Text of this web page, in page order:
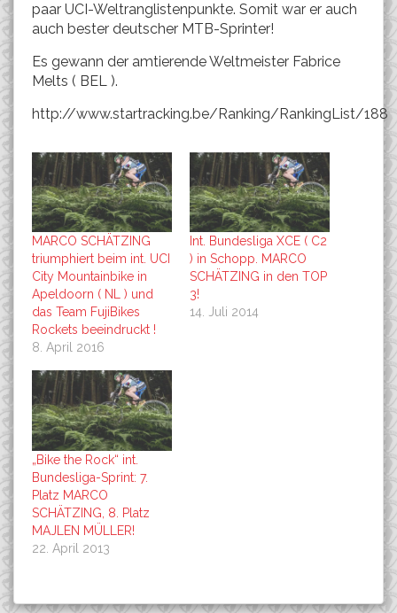
paar UCI-Weltranglistenpunkte. Somit war er auch
auch bester deutscher MTB-Sprinter!
Es gewann der amtierende Weltmeister Fabrice
Melts ( BEL ).
http://www.startracking.be/Ranking/RankingList/188
MARCO SCHÄTZING
triumphiert beim int. UCI
City Mountainbike in
Apeldoorn ( NL ) und
das Team FujiBikes
Rockets beeindruckt !
8. April 2016
Int. Bundesliga XCE ( C2
) in Schopp. MARCO
SCHÄTZING in den TOP
3!
14. Juli 2014
„Bike the Rock“ int.
Bundesliga-Sprint: 7.
Platz MARCO
SCHÄTZING, 8. Platz
MAJLEN MÜLLER!
22. April 2013